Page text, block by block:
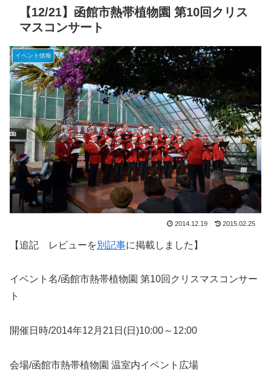
【12/21】函館市熱帯植物園 第10回クリス
マスコンサート
イベント情報
2014.12.19 2015.02.25
【追記 レビューを別記事に掲載しました】
イベント名/函館市熱帯植物園 第10回クリスマスコンサー
ト
開催日時/2014年12月21日(日)10:00～12:00
会場/函館市熱帯植物園 温室内イベント広場